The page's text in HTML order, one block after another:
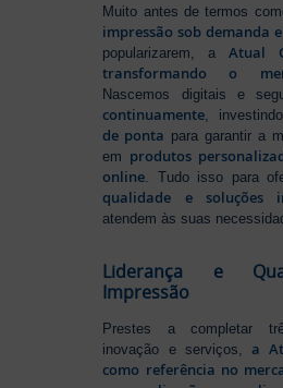
Muito antes de termos
impressão sob demanda
popularizarem, aAtual
transformando o
Nascemos digitais e
continuamente,
de ponta para garantir a
em produtos
online. Tudo isso para
qualidade e soluções
atendem às suas
Liderança e
Impressão
Prestes a completar
inovação e serviços,a
como referência no